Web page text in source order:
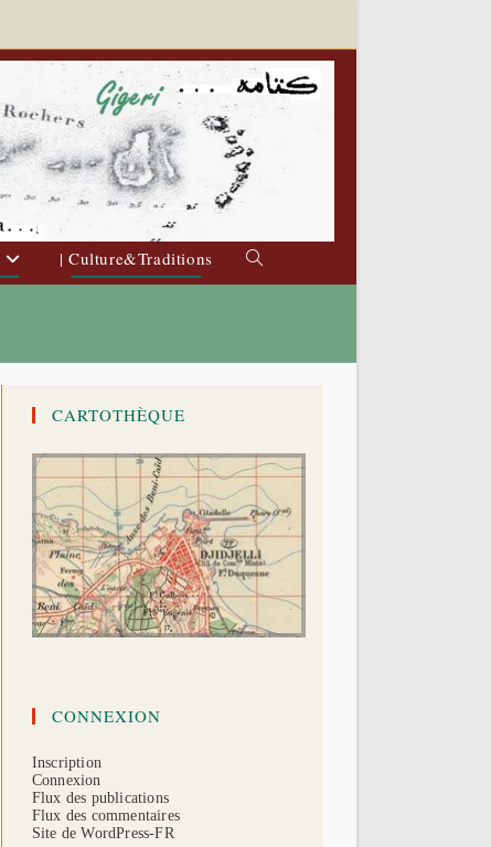
| Culture&Traditions
Toggle
CARTOTHÈQUE
CONNEXION
Inscription
Connexion
Flux des publications
Flux des commentaires
Site de WordPress-FR